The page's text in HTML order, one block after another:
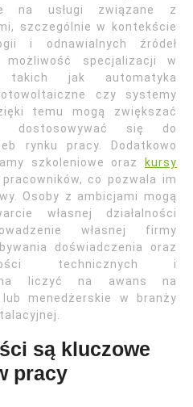
na usługi związane z
szczególnie w kontekście
i odnawialnych źródeł
możliwość specjalizacji w
takich jak automatyka
czy systemy
temu mogą zwiększać
dostosowywać się do
rynku pracy. Dodatkowo
szkoleniowe oraz
kursy
co pozwala im
Osoby z ambicjami mogą
własnej działalności
własnej firmy
doświadczenia oraz
technicznych i
liczyć na awans na
menedżerskie w branży
są kluczowe
pracy